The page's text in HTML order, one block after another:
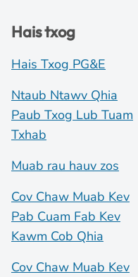
Hais txog
Hais Txog PG&E
Ntaub Ntawv Qhia
Paub Txog Lub Tuam
Txhab
Muab rau hauv zos
Cov Chaw Muab Kev
Pab Cuam Fab Kev
Kawm Cob Qhia
Cov Chaw Muab Kev